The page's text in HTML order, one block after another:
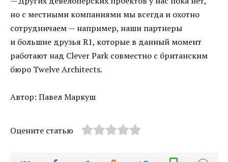
но с местными компаниями мы всегда и охотно
сотрудничаем — например, наши партнеры
и большие друзья R1, которые в данный момент
работают над Clever Park совместно с британским
бюро Twelve Architects.
Автор: Павел Маркуш
Оцените статью